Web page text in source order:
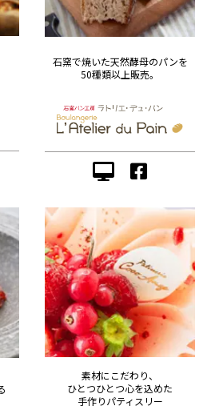
石窯で焼いた天然酵母のパンを
50種類以上販売。
素材にこだわり、
ひとつひとつ心を込めた
手作りパティスリー